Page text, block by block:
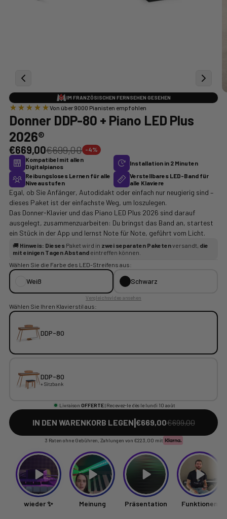
IM FRANZÖSISCHEN FERNSEHEN GESEHEN
Von über 9000 Pianisten empfohlen
Donner DDP-80 + Piano LED Plus
2026®
€669,00€699,00 -4%
Kompatibel mit allen
Digitalpianos
Installation in 2 Minuten
Reibungsloses Lernen für alle
Niveaustufen
Verstellbares LED-Band für
alle Klaviere
Egal, ob Sie Anfänger, Autodidakt oder einfach nur neugierig sind –
dieses Paket ist der einfachste Weg, um loszulegen.
Das Donner-Klavier und das Piano LED Plus 2026 sind darauf
ausgelegt, zusammenzuarbeiten: Du bringst das Band an, startest
ein Stück in der App und lernst Note für Note, geführt vom Licht.
🚚 Hinweis: Dieses Paket wird in zwei separaten Paketenversandt, die
mit einigen Tagen Abstand eintreffen können.
Wählen Sie die Farbe des LED-Streifens aus:
Weiß Schwarz
Vergleichsvideo ansehen
Wählen Sie Ihren Klavierstil aus:
DDP-80
DDP-80
+ Sitzbank
Livraison OFFERTE| Recevez-le dès le lundi 10 août
IN DEN WARENKORB LEGEN|€669,00€699,00
3 Raten ohne Gebühren, Zahlungen von €223,00 mit
wieder ✨ Meinung Präsentation Funktionen